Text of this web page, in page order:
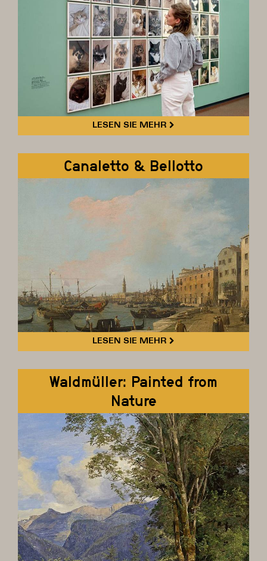
LESEN SIE MEHR
Canaletto & Bellotto
LESEN SIE MEHR
Waldmüller: Painted from
Nature